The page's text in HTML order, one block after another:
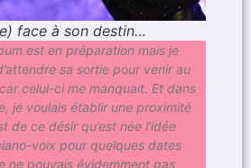
face à son destin…
est en préparation mais je
sa sortie pour venir au
celui-ci me manquait. Et dans
je voulais établir une proximité
de ce désir qu’est née l’idée
voix pour quelques dates
ne pouvais évidemment pas